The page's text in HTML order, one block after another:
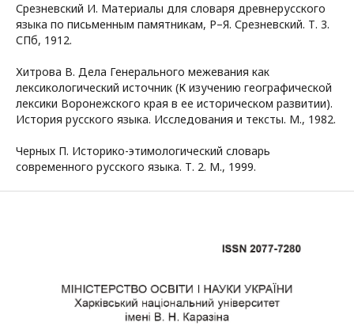
Срезневский И. Материалы для словаря древнерусского
языка по письменным памятникам, Р–Я. Срезневский. Т. 3.
СПб, 1912.
Хитрова В. Дела Генерального межевания как
лексикологический источник (К изучению географической
лексики Воронежского края в ее историческом развитии).
История русского языка. Исследования и тексты. М., 1982.
Черных П. Историко-этимологический словарь
современного русского языка. Т. 2. М., 1999.